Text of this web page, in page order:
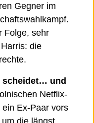
Gegner im
Folge, sehr
die
scheidet… und
Netflix-
ein Ex-Paar vors
die längst